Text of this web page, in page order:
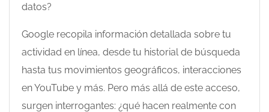
datos?
Google recopila información detallada sobre tu
actividad en línea, desde tu historial de búsqueda
hasta tus movimientos geográficos, interacciones
en YouTube y más. Pero más allá de este acceso,
surgen interrogantes: ¿qué hacen realmente con